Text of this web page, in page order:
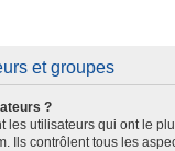
et groupes
?
les utilisateurs qui ont le
Ils contrôlent tous les